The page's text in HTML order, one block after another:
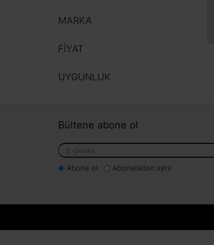
MARKA
FIYAT
UYGUNLUK
Bültene abone ol
Abone ol
Abonelikten ayrıl